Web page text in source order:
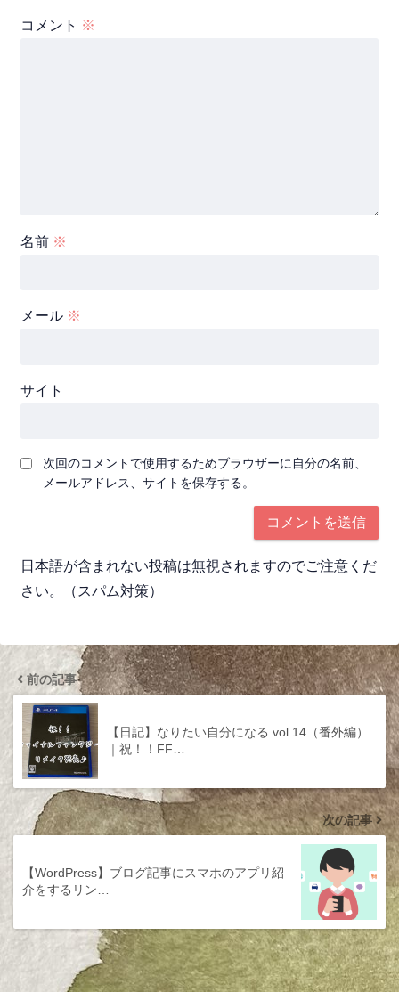
コメント ※
名前 ※
メール ※
サイト
次回のコメントで使用するためブラウザーに自分の名前、
メールアドレス、サイトを保存する。
日本語が含まれない投稿は無視されますのでご注意くだ
さい。（スパム対策）
前の記事
【日記】なりたい自分になる vol.14（番外編）
｜祝！！FF…
次の記事
【WordPress】ブログ記事にスマホのアプリ紹
介をするリン…